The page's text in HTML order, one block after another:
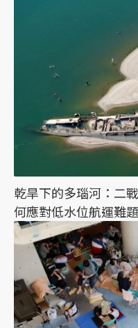
乾旱下的多瑙河：二
何應對低水位航運難